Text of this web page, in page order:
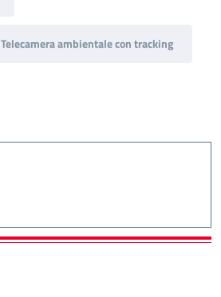
Telecamera ambientale con tracking